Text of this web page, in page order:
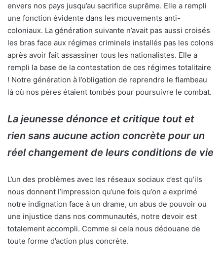
envers nos pays jusqu’au sacrifice suprême. Elle a rempli
une fonction évidente dans les mouvements anti-
coloniaux. La génération suivante n’avait pas aussi croisés
les bras face aux régimes criminels installés pas les colons
après avoir fait assassiner tous les nationalistes. Elle a
rempli la base de la contestation de ces régimes totalitaire
! Notre génération à l’obligation de reprendre le flambeau
là où nos pères étaient tombés pour poursuivre le combat.
La jeunesse dénonce et critique tout et
rien sans aucune action concrète pour un
réel changement de leurs conditions de vie
L’un des problèmes avec les réseaux sociaux c’est qu’ils
nous donnent l’impression qu’une fois qu’on a exprimé
notre indignation face à un drame, un abus de pouvoir ou
une injustice dans nos communautés, notre devoir est
totalement accompli. Comme si cela nous dédouane de
toute forme d’action plus concrète.